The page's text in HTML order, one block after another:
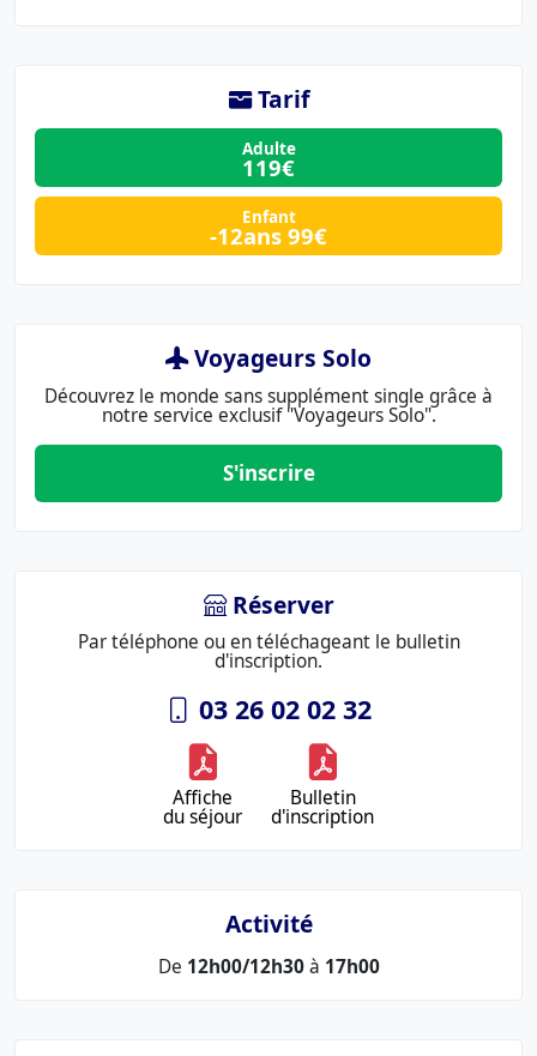
Tarif
Adulte
119€
Enfant
-12ans 99€
Voyageurs Solo
Découvrez le monde sans supplément single grâce à
notre service exclusif "Voyageurs Solo".
S'inscrire
Réserver
Par téléphone ou en téléchageant le bulletin
d'inscription.
03 26 02 02 32
Affiche
du séjour
Bulletin
d'inscription
Activité
De 12h00/12h30à 17h00